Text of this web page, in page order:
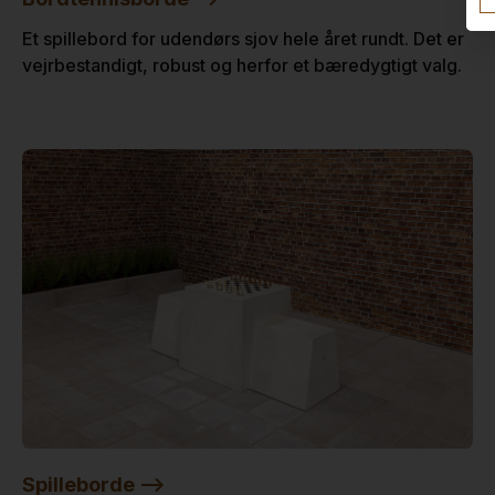
Et spillebord for udendørs sjov hele året rundt. Det er
vejrbestandigt, robust og herfor et bæredygtigt valg.
Spilleborde -->